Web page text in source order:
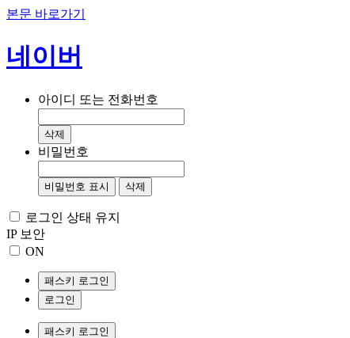
본문 바로가기
네이버
아이디 또는 전화번호
삭제
비밀번호
비밀번호 표시 삭제
로그인 상태 유지
IP 보안
ON
패스키 로그인
로그인
패스키 로그인